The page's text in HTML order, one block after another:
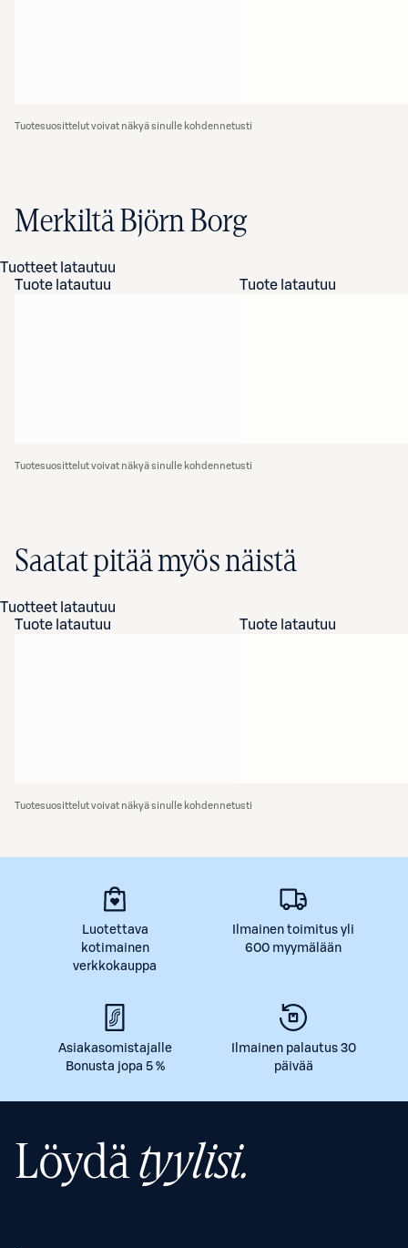
Tuotesuosittelut voivat näkyä sinulle kohdennetusti
Merkiltä Björn Borg
Tuotteet latautuu
Tuote latautuu
Tuote latautuu
Tuotesuosittelut voivat näkyä sinulle kohdennetusti
Saatat pitää myös näistä
Tuotteet latautuu
Tuote latautuu
Tuote latautuu
Tuotesuosittelut voivat näkyä sinulle kohdennetusti
Luotettava
kotimainen
verkkokauppa
Ilmainen toimitus yli
600 myymälään
Asiakasomistajalle
Bonusta jopa 5 %
Ilmainen palautus 30
päivää
Löydätyylisi.